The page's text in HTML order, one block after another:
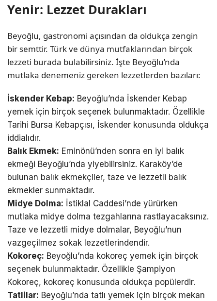
Yenir: Lezzet Durakları
Beyoğlu, gastronomi açısından da oldukça zengin
bir semttir. Türk ve dünya mutfaklarından birçok
lezzeti burada bulabilirsiniz. İşte Beyoğlu’nda
mutlaka denemeniz gereken lezzetlerden bazıları:
İskender Kebap: Beyoğlu’nda İskender Kebap
yemek için birçok seçenek bulunmaktadır. Özellikle
Tarihi Bursa Kebapçısı, İskender konusunda oldukça
iddialıdır.
Balık Ekmek: Eminönü’nden sonra en iyi balık
ekmeği Beyoğlu’nda yiyebilirsiniz. Karaköy’de
bulunan balık ekmekçiler, taze ve lezzetli balık
ekmekler sunmaktadır.
Midye Dolma: İstiklal Caddesi’nde yürürken
mutlaka midye dolma tezgahlarına rastlayacaksınız.
Taze ve lezzetli midye dolmalar, Beyoğlu’nun
vazgeçilmez sokak lezzetlerindendir.
Kokoreç: Beyoğlu’nda kokoreç yemek için birçok
seçenek bulunmaktadır. Özellikle Şampiyon
Kokoreç, kokoreç konusunda oldukça popülerdir.
Tatlilar: Beyoğlu’nda tatlı yemek için birçok mekan